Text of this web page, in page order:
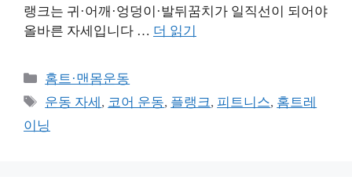
랭크는 귀·어깨·엉덩이·발뒤꿈치가 일직선이 되어야
올바른 자세입니다 … 더 읽기
카
테
리
홈트·맨몸운동
태
그
운동 자세 , 코어 운동, 플랭크, 피트니스, 홈트레
이닝